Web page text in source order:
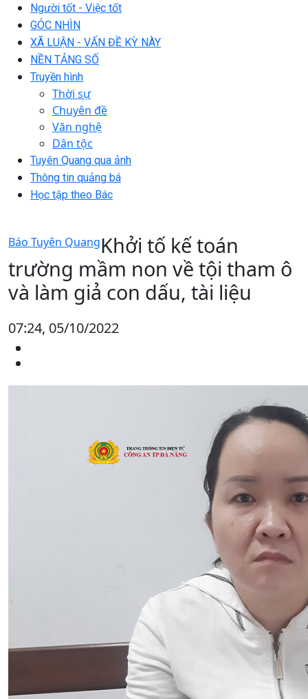
Người tốt - Việc tốt
GÓC NHÌN
XÃ LUẬN - VẤN ĐỀ KỲ NÀY
NỀN TẢNG SỐ
Truyền hình
Thời sự
Chuyên đề
Văn nghệ
Dân tộc
Tuyên Quang qua ảnh
Thông tin quảng bá
Học tập theo Bác
Báo Tuyên QuangKhởi tố kế toán
trường mầm non về tội tham ô
và làm giả con dấu, tài liệu
07:24, 05/10/2022